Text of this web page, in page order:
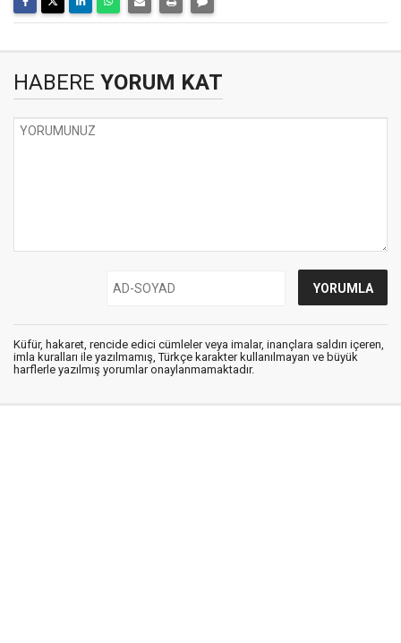
HABERE YORUM KAT
Küfür, hakaret, rencide edici cümleler veya imalar, inançlara saldırı içeren,
imla kuralları ile yazılmamış, Türkçe karakter kullanılmayan ve büyük
harflerle yazılmış yorumlar onaylanmamaktadır.